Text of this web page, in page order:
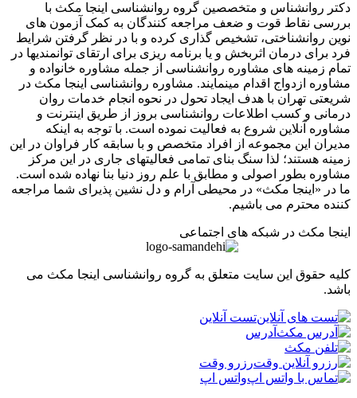
روانشناس و متخصصین گروه روانشناسی اینجا مکث با
نقاط قوت و ضعف مراجعه کنندگان به کمک آزمون های
روانشناختی، تشخیص گذاری کرده و با در نظر گرفتن شرایط
درمان اثربخش و یا برنامه ریزی برای ارتقای توانمندیها در
زمینه های مشاوره روانشناسی از جمله مشاوره خانواده و
ازدواج اقدام مینمایند. مشاوره روانشناسی اینجا مکث در
تهران با هدف ایجاد تحول در نحوه انجام خدمات روان
و کسب اطلاعات روانشناسی بروز از طریق اینترنت و
آنلاین شروع به فعالیت نموده است. با توجه به اینکه
این مجموعه از افراد متخصص و با سابقه کار فراوان در این
هستند؛ لذا سنگ بنای تمامی فعالیتهای جاری در این مرکز
بطور اصولی و مطابق با علم روز دنیا بنا نهاده شده است.
«اینجا مکث» در محیطی آرام و دل نشین پذیرای شما مراجعه
محترم می باشیم.
مکث در شبکه های اجتماعی
حقوق این سایت متعلق به گروه روانشناسی اینجا مکث می
تست آنلاین
آدرس
رزرو وقت
واتس اپ